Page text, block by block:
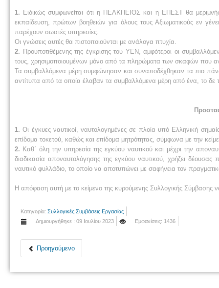
1. Ειδικώς συμφωνείται ότι η ΠΕΑΚΠΕΙΘΣ και η ΕΠΕΣΤ θα
εκπαίδευση, πρώτων βοηθειών για όλους τους Αξιωματικούς εν
παρέχουν σωστές υπηρεσίες.
Οι γνώσεις αυτές θα πιστοποιούνται με ανάλογα πτυχία.
2. Προυποτιθέμενης της έγκρισης του YEN, αμφότεροι οι
τους, χρησιμοποιουμένων μόνο από τα πληρώματα των σκαφών που
Τα συμβαλλόμενα μέρη συμφώνησαν και συναποδέχθηκαν τα πιο
αντίτυπα από τα οποία έλαβαν τα συμβαλλόμενα μέρη από ένα, το δε
1.Οι έγκυες ναυτικοί, ναυτολογημένες σε πλοία υπό Ελληνική
επίδομα τοκετού, καθώς και επίδομα μητρότητας, σύμφωνα με την
2. Καθ΄ όλη την υπηρεσία της εγκύου ναυτικού και μέχρι την
διαδικασία αποναυτολόγησης της εγκύου ναυτικού, χρήζει
ναυτικό φυλλάδιο, το οποίο να αποτυπώνει με σαφήνεια τον
Η απόφαση αυτή με το κείμενο της κυρούμενης Συλλογικής Σύμβασης
Κατηγορία: Συλλογικές Συμβάσεις Εργασίας
Δημιουργήθηκε : 09 Ιουλίου 2023
Εμφανίσεις: 1436
Προηγούμενο